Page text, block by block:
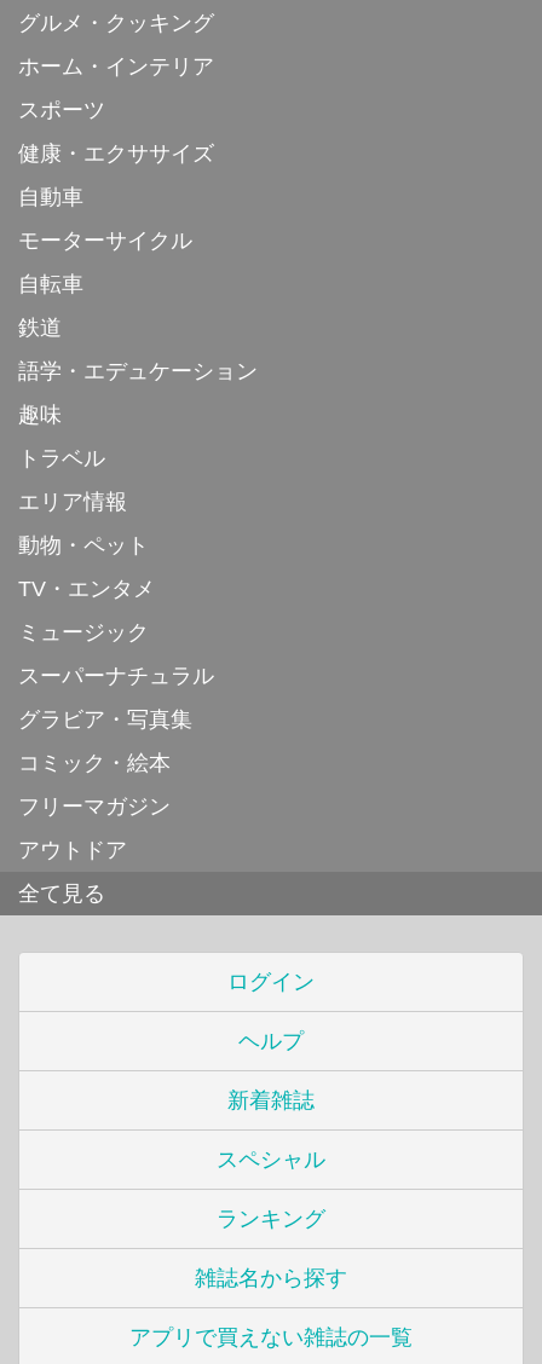
グルメ・クッキング
ホーム・インテリア
スポーツ
健康・エクササイズ
自動車
モーターサイクル
自転車
鉄道
語学・エデュケーション
趣味
トラベル
エリア情報
動物・ペット
TV・エンタメ
ミュージック
スーパーナチュラル
グラビア・写真集
コミック・絵本
フリーマガジン
アウトドア
全て見る
ログイン
ヘルプ
新着雑誌
スペシャル
ランキング
雑誌名から探す
アプリで買えない雑誌の一覧